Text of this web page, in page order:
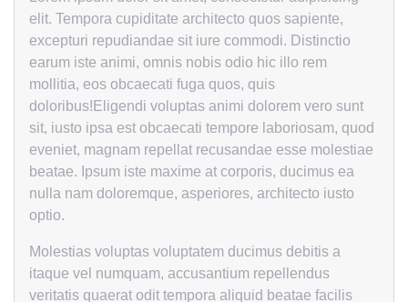
elit. Tempora cupiditate architecto quos sapiente,
excepturi repudiandae sit iure commodi. Distinctio
earum iste animi, omnis nobis odio hic illo rem
mollitia, eos obcaecati fuga quos, quis
doloribus!Eligendi voluptas animi dolorem vero sunt
sit, iusto ipsa est obcaecati tempore laboriosam, quod
eveniet, magnam repellat recusandae esse molestiae
beatae. Ipsum iste maxime at corporis, ducimus ea
nulla nam doloremque, asperiores, architecto iusto
optio.
Molestias voluptas voluptatem ducimus debitis a
itaque vel numquam, accusantium repellendus
veritatis quaerat odit tempora aliquid beatae facilis